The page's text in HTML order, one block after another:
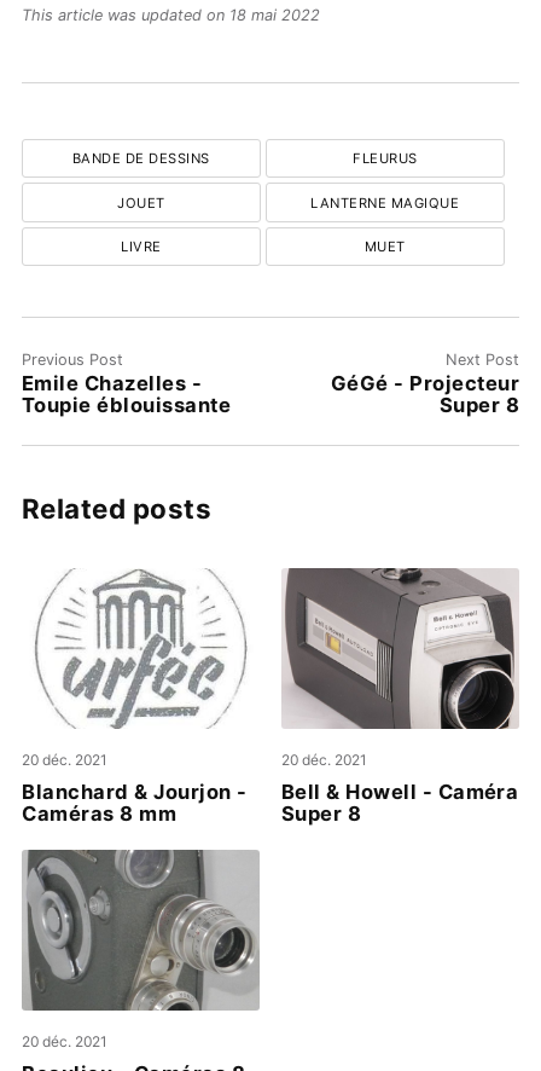
This article was updated on 18 mai 2022
BANDE DE DESSINS FLEURUS
JOUET LANTERNE MAGIQUE
LIVRE MUET
Previous Post
Emile Chazelles -
Toupie éblouissante
Next Post
GéGé - Projecteur
Super 8
Related posts
20 déc. 2021
Blanchard & Jourjon -
Caméras 8 mm
20 déc. 2021
Bell & Howell - Caméra
Super 8
20 déc. 2021